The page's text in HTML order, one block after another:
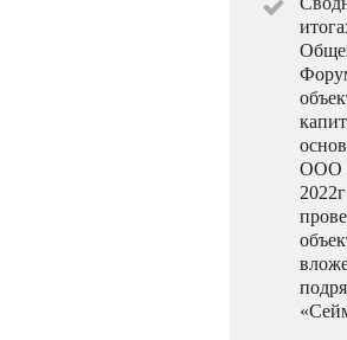
ООО